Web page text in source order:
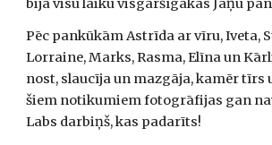
bija visu laiku visgaršīgākās Jāņu
Pēc pankūkām Astrīda ar vīru, Iveta,
Lorraine, Marks, Rasma, Elīna un
nost, slaucīja un mazgāja, kamēr tīrs
šiem notikumiem fotogrāfijas gan
Labs darbiņš, kas padarīts!